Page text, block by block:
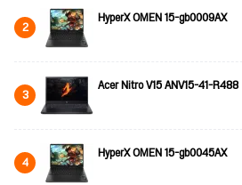
2 HyperX OMEN 15-gb0009AX
3 Acer Nitro V15 ANV15-41-R488
4 HyperX OMEN 15-gb0045AX